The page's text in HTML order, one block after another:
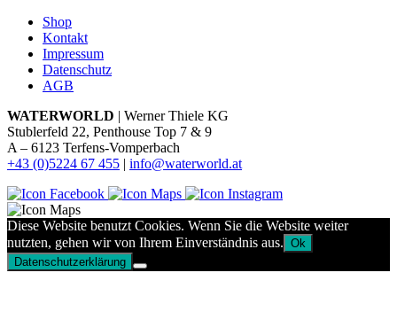
Shop
Kontakt
Impressum
Datenschutz
AGB
WATERWORLD | Werner Thiele KG
Stublerfeld 22, Penthouse Top 7 & 9
A – 6123 Terfens-Vomperbach
+43 (0)5224 67 455 | info@waterworld.at
Diese Website benutzt Cookies. Wenn Sie die Website weiter
nutzten, gehen wir von Ihrem Einverständnis aus. Ok
Datenschutzerklärung